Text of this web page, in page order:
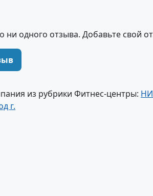
ни одного отзыва. Добавьте свой
из рубрики Фитнес-центры:
г.